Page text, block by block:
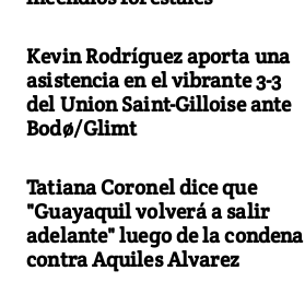
Kevin Rodríguez aporta una
asistencia en el vibrante 3-3
del Union Saint-Gilloise ante
Bodø/Glimt
Tatiana Coronel dice que
"Guayaquil volverá a salir
adelante" luego de la condena
contra Aquiles Alvarez